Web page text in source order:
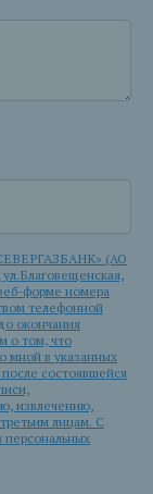
(АО
форме номера
телефонной
окончания
о том, что
мной в указанных
состоявшейся
извлечению,
лицам. С
персональных